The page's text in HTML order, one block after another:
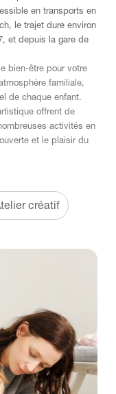
en transports en
le trajet dure environ
et depuis la gare de
bien-être pour votre
familiale,
de chaque enfant.
offrent de
activités en
et le plaisir du
créatif